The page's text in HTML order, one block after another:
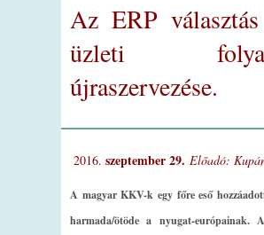
Az ERP
üzleti
újraszervezése.
szeptember 29. Előadó:
A magyar KKV-k egy főre eső
harmada/ötöde a nyugat-európainak.